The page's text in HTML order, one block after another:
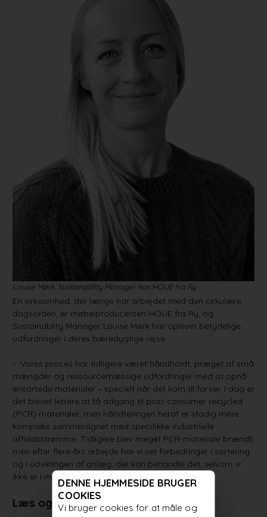
Louise Mørk, Sustainablity Manager hos HOUE fra Ry
En virksomhed, der længe har arbejdet med den cirkulære
dagsorden, er møbelproducenten HOUE fra Ry, og
Sustainablity Manager Louise Mørk har oplevet betydelige
udfordringer i deres bæredygtige rejse:
- Vores proces har tidligere været håndholdt, præget af små
mængder og ressourcemæssige udfordringer med at opnå
ensartede materialer – specielt når det kom til farver. I dag er
det blevet lettere at få adgang til post-consumer recycled
(PCR) materialer, men håndteringen heraf er stadig mere
kompleks sammenlignet med specifikke industrielle
affaldsstrømme. Tidligere blev meget PCR-materiale brændt,
men efter flere års arbejde har vi set forbedringer i sortering
og i udviklingen af anlæg, der kan behandle det, selvom vi
ikke er i mål.
Læs også:
DENNE HJEMMESIDE BRUGER
COOKIES
Vi bruger cookies for at måle og